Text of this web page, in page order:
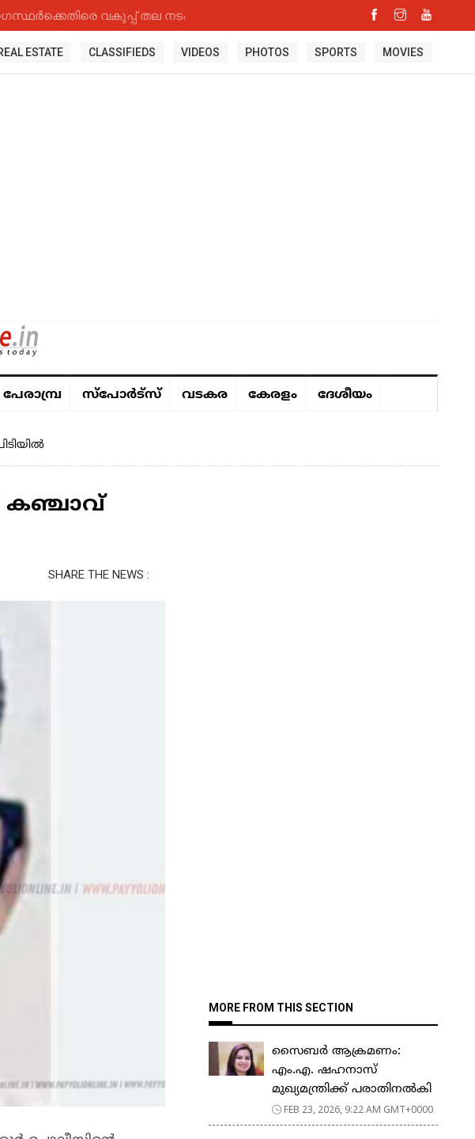
വകുപ്പ് തല നടപടി
ESTATE CLASSIFIEDS VIDEOS PHOTOS SPORTS MOVIES
പേരാമ്പ്ര സ്പോർട്സ് വടകര കേരളം ദേശീയം
കഞ്ചാവ്
SHARE THE NEWS :
MORE FROM THIS SECTION
സൈബർ ആക്രമണം:
എം.എ. ഷഹനാസ്
മുഖ്യമന്ത്രിക്ക് പരാതിനൽകി
FEB 23, 2026, 9:22 AM GMT+0000